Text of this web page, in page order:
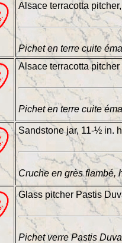
Alsace terracotta
Pichet en terre cuite
Alsace terracotta
Pichet en terre cuite
Sandstone jar, 11-½ in.
Cruche en grès flambé,
Glass pitcher Pastis
Pichet verre Pastis